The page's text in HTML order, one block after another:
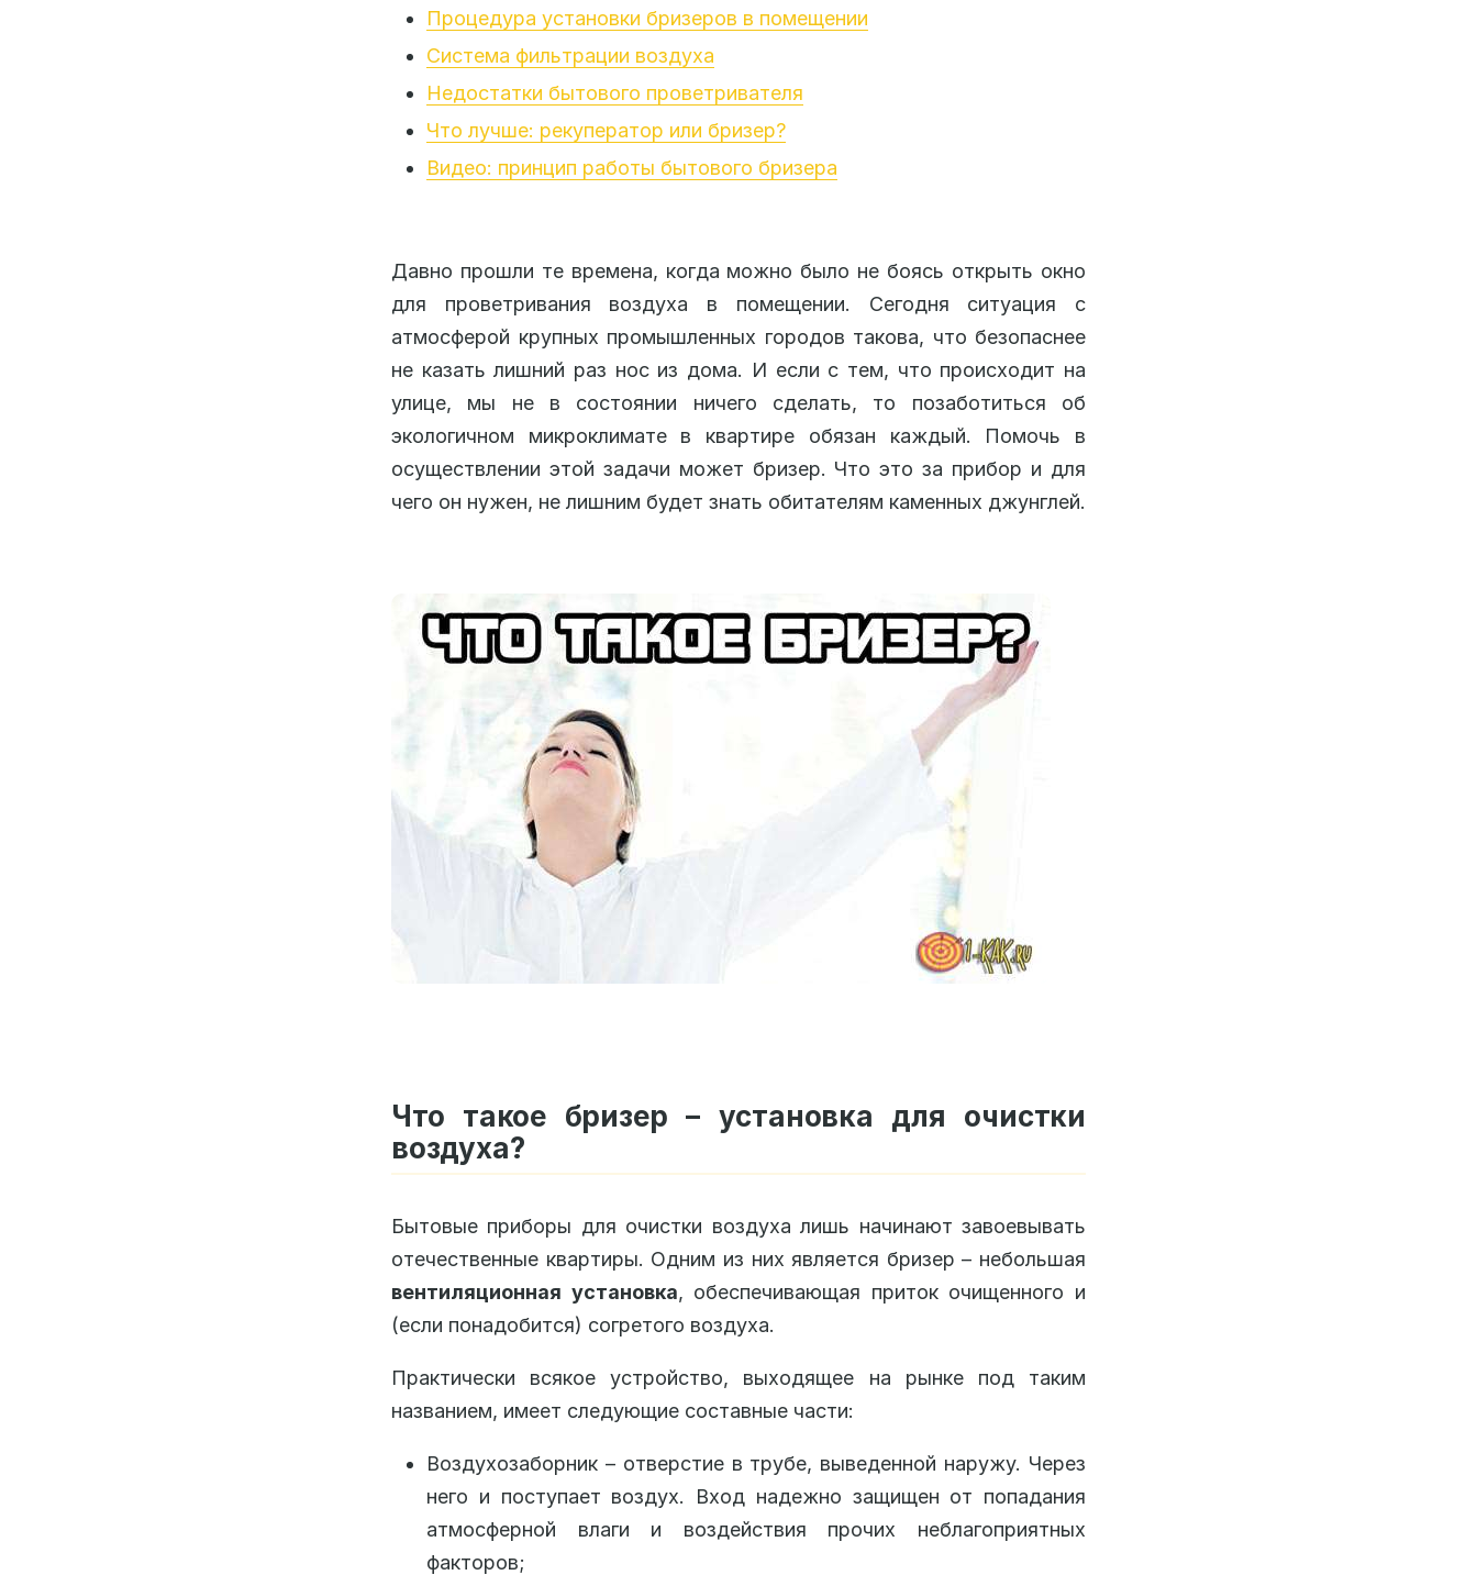
Процедура установки бризеров в помещении
Система фильтрации воздуха
Недостатки бытового проветривателя
Что лучше: рекуператор или бризер?
Видео: принцип работы бытового бризера
Давно прошли те времена, когда можно было не боясь открыть окно
для проветривания воздуха в помещении. Сегодня ситуация с
атмосферой крупных промышленных городов такова, что безопаснее
не казать лишний раз нос из дома. И если с тем, что происходит на
улице, мы не в состоянии ничего сделать, то позаботиться об
экологичном микроклимате в квартире обязан каждый. Помочь в
осуществлении этой задачи может бризер. Что это за прибор и для
чего он нужен, не лишним будет знать обитателям каменных джунглей.
Что такое бризер – установка для очистки
воздуха?
Бытовые приборы для очистки воздуха лишь начинают завоевывать
отечественные квартиры. Одним из них является бризер – небольшая
вентиляционная установка, обеспечивающая приток очищенного и
(если понадобится) согретого воздуха.
Практически всякое устройство, выходящее на рынке под таким
названием, имеет следующие составные части:
Воздухозаборник – отверстие в трубе, выведенной наружу. Через
него и поступает воздух. Вход надежно защищен от попадания
атмосферной влаги и воздействия прочих неблагоприятных
факторов;